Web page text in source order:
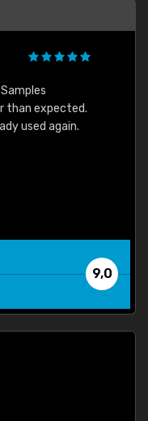
than expected.
used again.
9,0